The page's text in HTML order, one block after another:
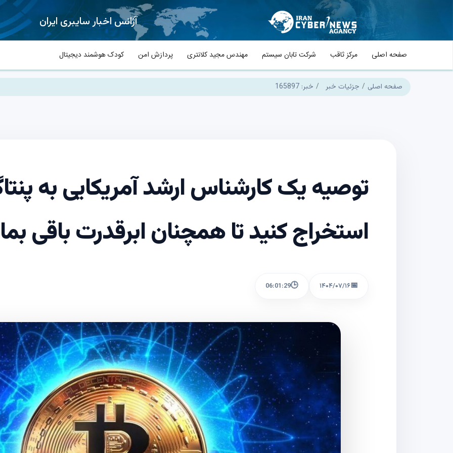
آژانس اخبار سایبری ایران
صفحه اصلی مرکز ثاقب شرکت تابان سیستم مهندس مجید کلانتری پردازش امن کودک هوشمند دیجیتال
صفحه اصلی جزئیات خبر خبر: 165897
توصیه یک کارشناس ارشد آمریکایی به
استخراج کنید تا همچنان ابرقدرت باقی
📅۱۴۰۴/۰۷/۱۶ 🕒
06:01:29